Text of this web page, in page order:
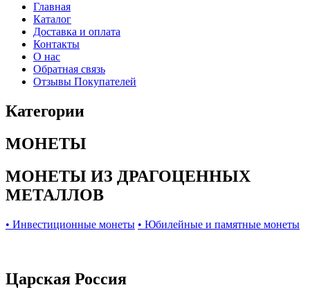
Главная
Каталог
Доставка и оплата
Контакты
О нас
Обратная связь
Отзывы Покупателей
Категории
МОНЕТЫ
МОНЕТЫ ИЗ ДРАГОЦЕННЫХ
МЕТАЛЛОВ
• Инвестиционные монеты • Юбилейные и памятные монеты
Царская Россия